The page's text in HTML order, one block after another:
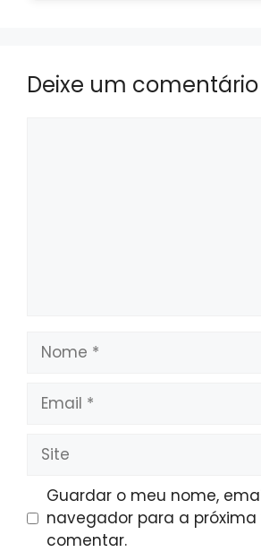
Deixe um comentário
Nome
Email
Site
Guardar o meu nome,
navegador para a próxima
comentar.